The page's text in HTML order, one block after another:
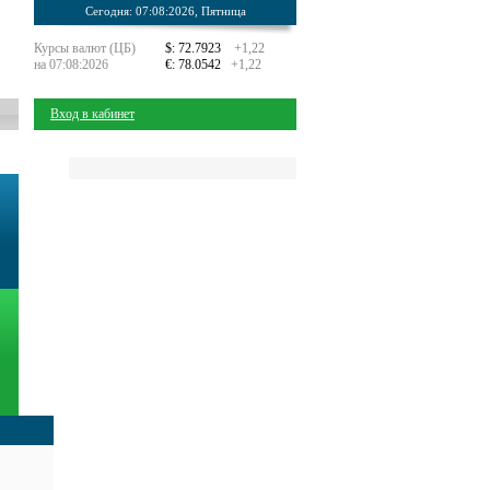
Сегодня: 07:08:2026, Пятница
Курсы валют (ЦБ)
на 07:08:2026
$: 72.7923 +1,22
€: 78.0542 +1,22
Вход в кабинет